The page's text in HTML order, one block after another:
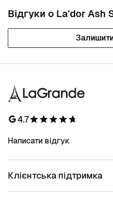
Відгуки о La'dor Ash
4.7
Написати відгук
Клієнтська підтримка